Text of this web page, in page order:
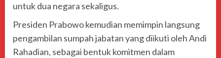
untuk dua negara sekaligus.
Presiden Prabowo kemudian memimpin langsung
pengambilan sumpah jabatan yang diikuti oleh Andi
Rahadian, sebagai bentuk komitmen dalam